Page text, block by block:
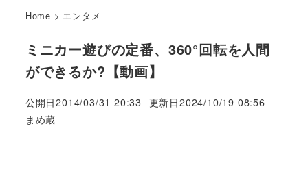
Home > エンタメ
ミニカー遊びの定番、360°回転を人間
ができるか?【動画】
公開日2014/03/31 20:33 更新日2024/10/19 08:56
著
まめ蔵